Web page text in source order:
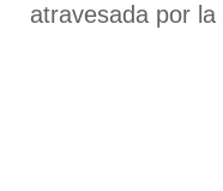
atravesada por la